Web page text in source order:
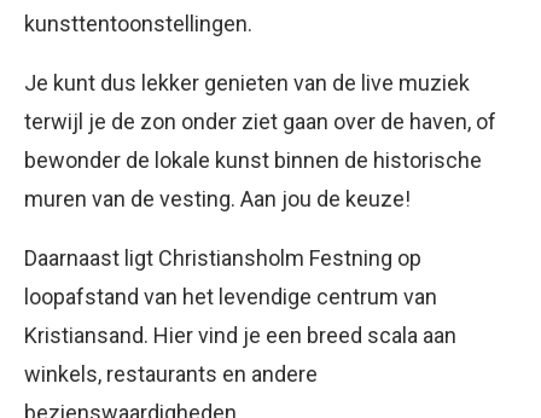
kunsttentoonstellingen.
Je kunt dus lekker genieten van de live muziek
terwijl je de zon onder ziet gaan over de haven, of
bewonder de lokale kunst binnen de historische
muren van de vesting. Aan jou de keuze!
Daarnaast ligt Christiansholm Festning op
loopafstand van het levendige centrum van
Kristiansand. Hier vind je een breed scala aan
winkels, restaurants en andere
bezienswaardigheden.